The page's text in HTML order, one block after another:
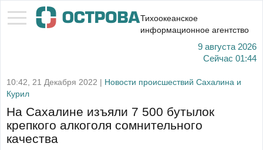
Тихоокеанское
информационное агентство
9 августа 2026
Сейчас 01:44
10:42, 21 Декабря 2022 | Новости происшествий Сахалина и
Курил
На Сахалине изъяли 7 500 бутылок
крепкого алкоголя сомнительного
качества